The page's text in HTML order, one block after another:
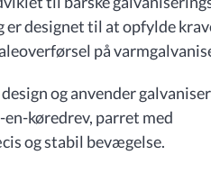
er designet til at opfylde
på
og anvender
køredrev, parret med
og stabil bevægelse.